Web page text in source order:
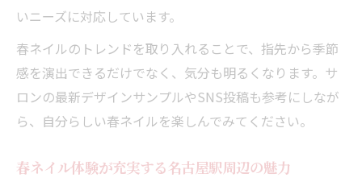
いニーズに対応しています。
春ネイルのトレンドを取り入れることで、指先から季節
感を演出できるだけでなく、気分も明るくなります。サ
ロンの最新デザインサンプルやSNS投稿も参考にしなが
ら、自分らしい春ネイルを楽しんでみてください。
春ネイル体験が充実する名古屋駅周辺の魅力